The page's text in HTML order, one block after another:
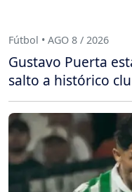
Fútbol • AGO 8 / 2026
Gustavo Puerta
salto a histórico